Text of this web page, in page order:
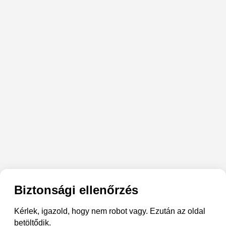
Biztonsági ellenőrzés
Kérlek, igazold, hogy nem robot vagy. Ezután az oldal
betöltődik.